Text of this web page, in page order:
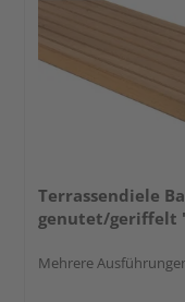
Terrassendiele
genutet/geriffelt
Mehrere